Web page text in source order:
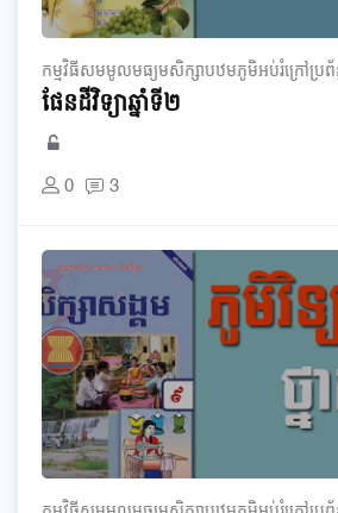
កម្មវិធី​សមមូល​មធ្យម​សិក្សា​បឋមភូមិ​អប់រំ​ក្រៅ​ប្រព័ន្
ផែនដីវិទ្យា​ឆ្នាំទី២
0 3